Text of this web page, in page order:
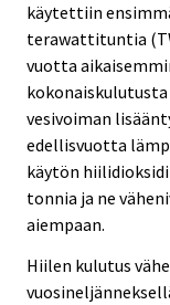
käytettiin
terawattituntia
vuotta
vesivoiman
edellisvuotta
käytön
tonnia ja ne
aiempaan.
Hiilen kulutus